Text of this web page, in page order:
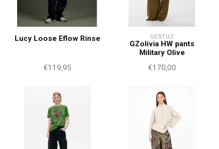
Lucy Loose Eflow Rinse
€119,95
GESTUZ
GZolivia HW pants
Military Olive
€170,00